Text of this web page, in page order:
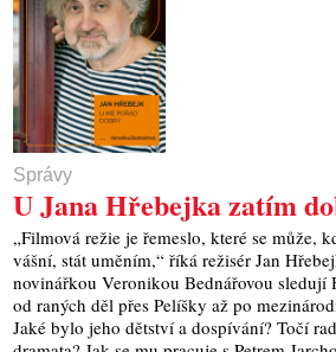
Správy
U Jana Hřebejka zatím
„Filmová režie je řemeslo, které se může,
vášní, stát uměním,“ říká režisér Jan
novinářkou Veronikou Bednářovou
od raných děl přes Pelíšky až po
Jaké bylo jeho dětství a dospívání? Točí